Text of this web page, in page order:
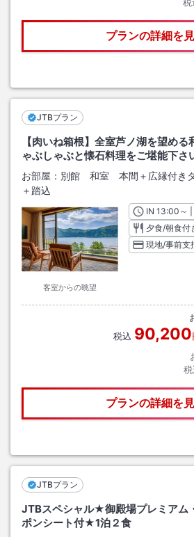
税
プランの詳細を
JTBプラン
【肉いね箱根】全室芦ノ湖を望め
ゃぶしゃぶと懐石料理をご堪能下さ
お部屋： 別館 和室 本間＋広縁付き
＋踏込
客室からの眺望
INチェック
13:00 ～
夕食/朝食付
現地/事前支
税込 90,200
プランの詳細を
JTBプラン
JTBスペシャル★御殿場プレミアム
ポンシート付★1泊２食